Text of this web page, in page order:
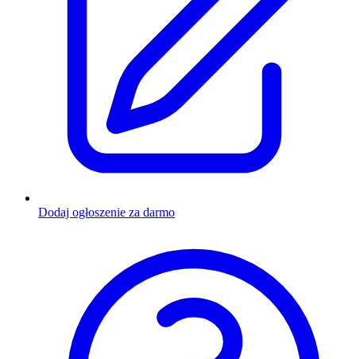
Dodaj ogłoszenie za darmo